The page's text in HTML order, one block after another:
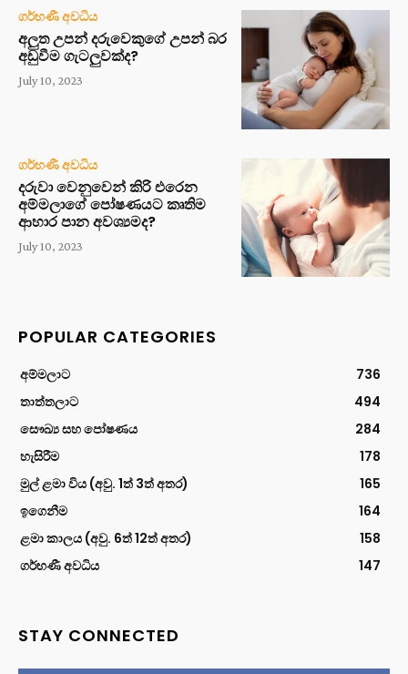
ගර්භණී අවධිය
අලුත උපන් දරුවෙකුගේ උපන් බර
අඩුවීම ගැටලුවක්ද?
July 10, 2023
ගර්භණී අවධිය
දරුවා වෙනුවෙන් කිරි එරෙන
අම්මලාගේ පෝෂණයට කෘතිම
ආහාර පාන අවශ්‍යමද?
July 10, 2023
POPULAR CATEGORIES
අම්මලාට
736
තාත්තලාට
494
සෞඛ්‍ය සහ පෝෂණය
284
හැසිරීම
178
මුල් ළමා විය (අවු. 1ත් 3ත් අතර)
165
ඉගෙනීම
164
ළමා කාලය (අවු. 6ත් 12ත් අතර)
158
ගර්භණී අවධිය
147
STAY CONNECTED